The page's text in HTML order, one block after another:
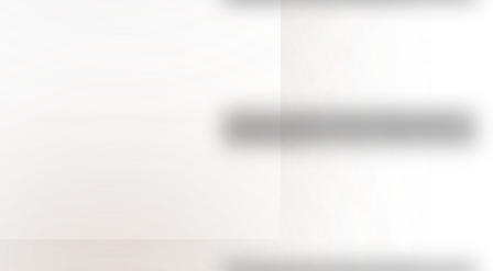
¿Sabías cómo fue la infancia de